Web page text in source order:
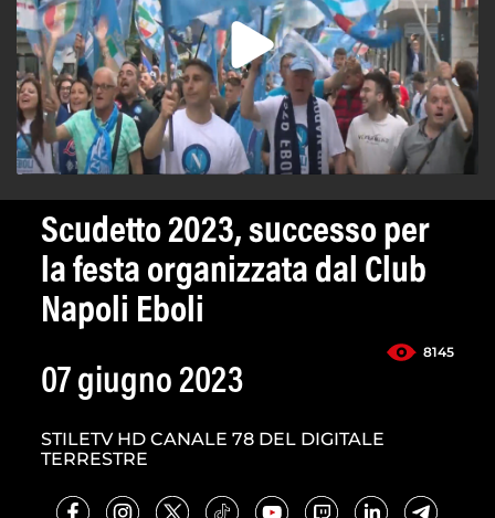
Scudetto 2023, successo per
la festa organizzata dal Club
Napoli Eboli
8145
07 giugno 2023
STILETV HD CANALE 78 DEL DIGITALE
TERRESTRE